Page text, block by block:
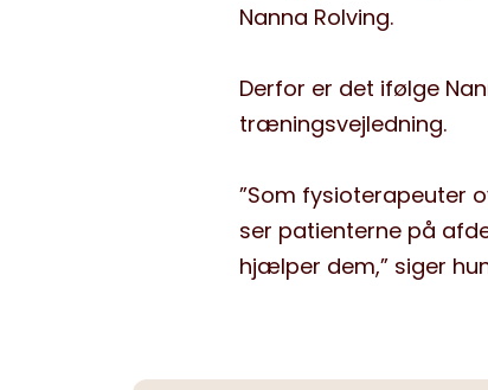
Nanna Rolving.
Derfor er det ifølge
træningsvejledning.
”Som fysioterapeuter
ser patienterne på
hjælper dem,” siger